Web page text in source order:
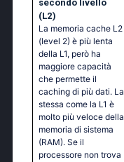
secondo livello
(L2)
La memoria cache L2
(level 2) è più lenta
della L1, però ha
maggiore capacità
che permette il
caching di più dati. La
stessa come la L1 è
molto più veloce della
memoria di sistema
(RAM). Se il
processore non trova